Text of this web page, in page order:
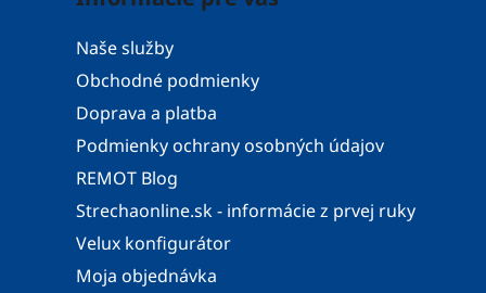
Naše služby
Obchodné podmienky
Doprava a platba
Podmienky ochrany osobných údajov
REMOT Blog
Strechaonline.sk - informácie z prvej ruky
Velux konfigurátor
Moja objednávka